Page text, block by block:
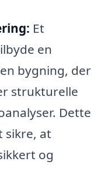
Et
en
bygning, der
strukturelle
Dette
sikre, at
og